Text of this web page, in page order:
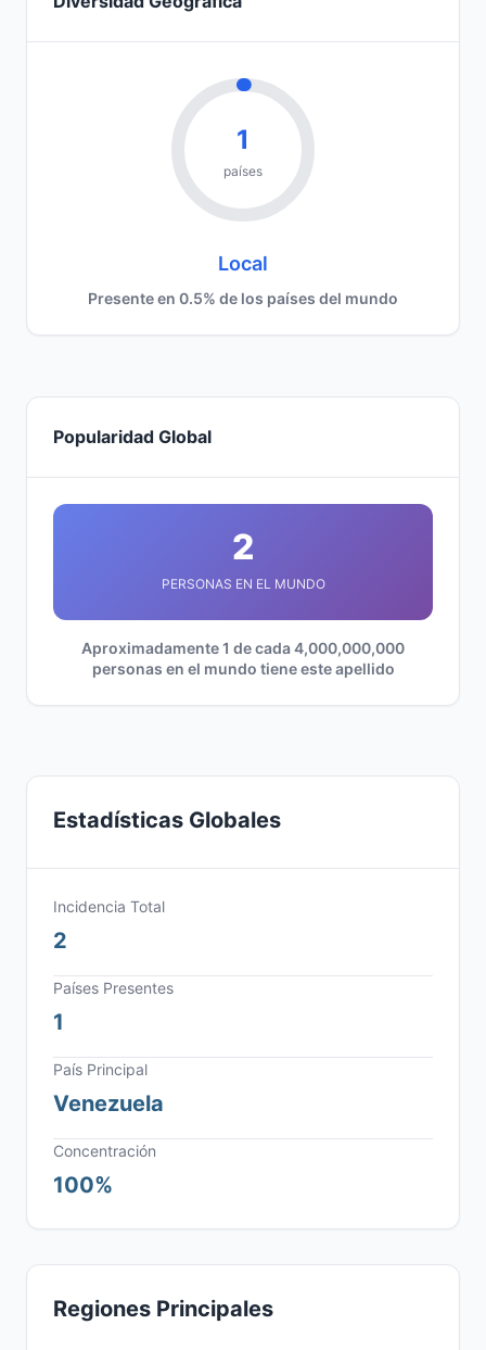
1
países
Local
Presente en 0.5% de los países del mundo
Popularidad Global
2
PERSONAS EN EL MUNDO
Aproximadamente 1 de cada 4,000,000,000
personas en el mundo tiene este apellido
Estadísticas Globales
Incidencia Total
2
Países Presentes
1
País Principal
Venezuela
Concentración
100%
Regiones Principales